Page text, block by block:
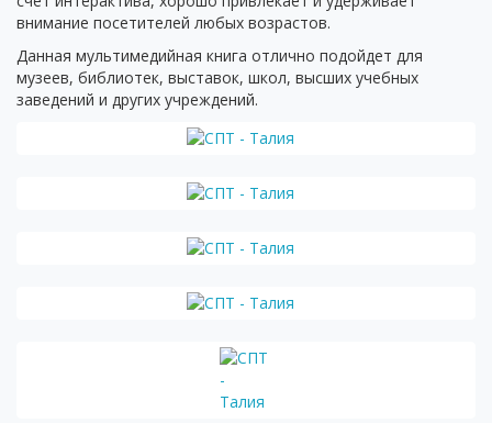
внимание посетителей любых возрастов.
Данная мультимедийная книга отлично подойдет для
музеев, библиотек, выставок, школ, высших учебных
заведений и других учреждений.